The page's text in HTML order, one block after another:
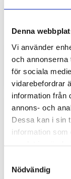
Denna
Vi använder
och annonserna
för sociala
vidarebefordrar
information från
annons- och
Dessa kan i sin
information som
Nödvändig
Hyttbord till
gör stor
Traktorhytten
arbetet utförs.
även